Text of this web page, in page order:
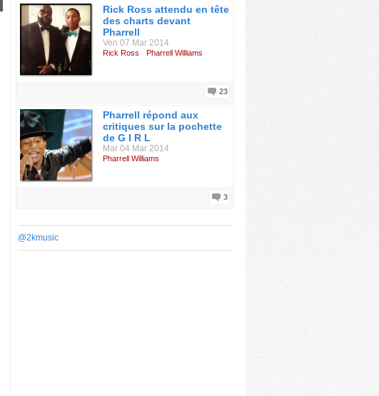
Rick Ross attendu en tête
des charts devant
Pharrell
Ven 07 Mar 2014
Rick Ross Pharrell Williams
23
Pharrell répond aux
critiques sur la pochette
de G I R L
Mar 04 Mar 2014
Pharrell Williams
3
@2kmusic